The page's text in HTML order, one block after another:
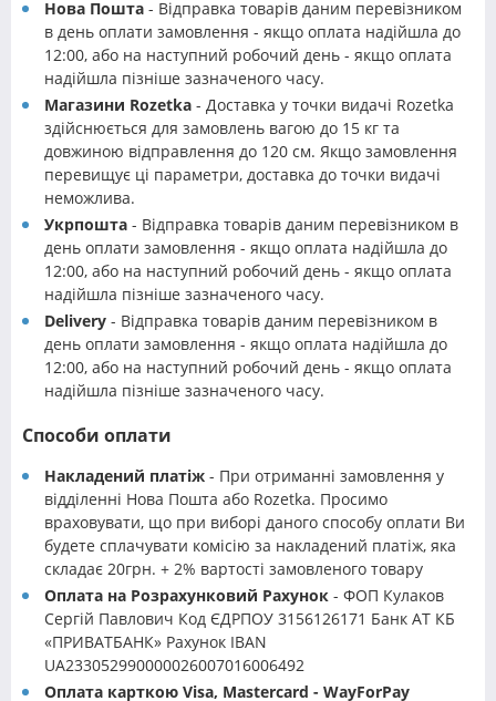
Нова Пошта - Відправка товарів даним перевізником
в день оплати замовлення - якщо оплата надійшла до
12:00, або на наступний робочий день - якщо оплата
надійшла пізніше зазначеного часу.
Магазини Rozetka - Доставка у точки видачі Rozetka
здійснюється для замовлень вагою до 15 кг та
довжиною відправлення до 120 см. Якщо замовлення
перевищує ці параметри, доставка до точки видачі
неможлива.
Укрпошта - Відправка товарів даним перевізником в
день оплати замовлення - якщо оплата надійшла до
12:00, або на наступний робочий день - якщо оплата
надійшла пізніше зазначеного часу.
Delivery - Відправка товарів даним перевізником в
день оплати замовлення - якщо оплата надійшла до
12:00, або на наступний робочий день - якщо оплата
надійшла пізніше зазначеного часу.
Способи оплати
Накладений платіж - При отриманні замовлення у
відділенні Нова Пошта або Rozetka. Просимо
враховувати, що при виборі даного способу оплати Ви
будете сплачувати комісію за накладений платіж, яка
складає 20грн. + 2% вартості замовленого товару
Оплата на Розрахунковий Рахунок - ФОП Кулаков
Сергій Павлович Код ЄДРПОУ 3156126171 Банк АТ КБ
«ПРИВАТБАНК» Рахунок IBAN
UA233052990000026007016006492
Оплата карткою Visa, Mastercard - WayForPay